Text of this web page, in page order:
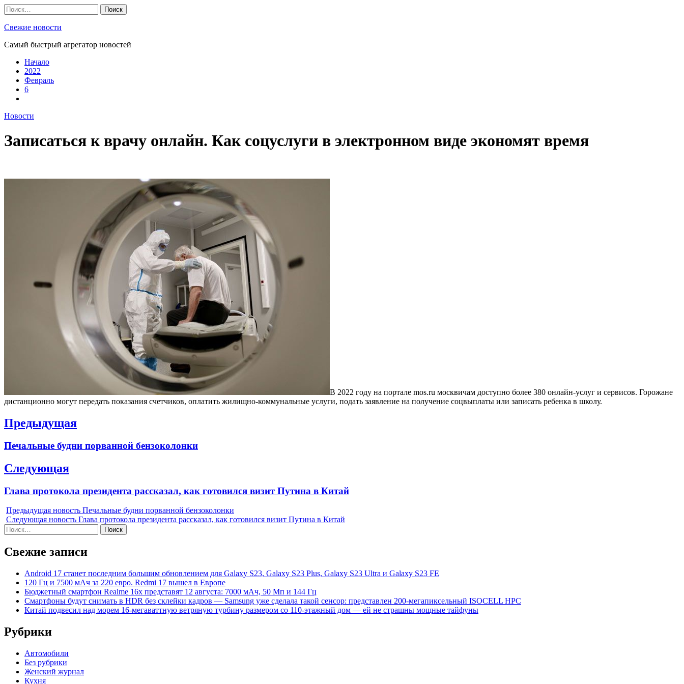
Skip
to
content
Найти:
Свежие новости
Самый быстрый агрегатор новостей
Начало
2022
Февраль
6
Новости
Записаться к врачу онлайн. Как соцуслуги в электронном виде экономят время
В 2022 году на портале mos.ru москвичам доступно более 380 онлайн-услуг и сервисов. Горожане
дистанционно могут передать показания счетчиков, оплатить жилищно-коммунальные услуги, подать заявление на получение соцвыплаты или записать ребенка в школу.
Навигация
записям
Предыдущая
Previous
Печальные будни порванной бензоколонки
Следующая
Next
Глава протокола президента рассказал, как готовился визит Путина в Китай
Предыдущая новость Печальные будни порванной бензоколонки
Следующая новость Глава протокола президента рассказал, как готовился визит Путина в Китай
Найти:
Свежие записи
Android 17 станет последним большим обновлением для Galaxy S23, Galaxy S23 Plus, Galaxy S23 Ultra и Galaxy S23 FE
120 Гц и 7500 мАч за 220 евро. Redmi 17 вышел в Европе
Бюджетный смартфон Realme 16x представят 12 августа: 7000 мАч, 50 Мп и 144 Гц
Смартфоны будут снимать в HDR без склейки кадров — Samsung уже сделала такой сенсор: представлен 200-мегапиксельный ISOCELL HPC
Китай подвесил над морем 16-мегаваттную ветряную турбину размером со 110-этажный дом — ей не страшны мощные тайфуны
Рубрики
Автомобили
Без рубрики
Женский журнал
Кухня